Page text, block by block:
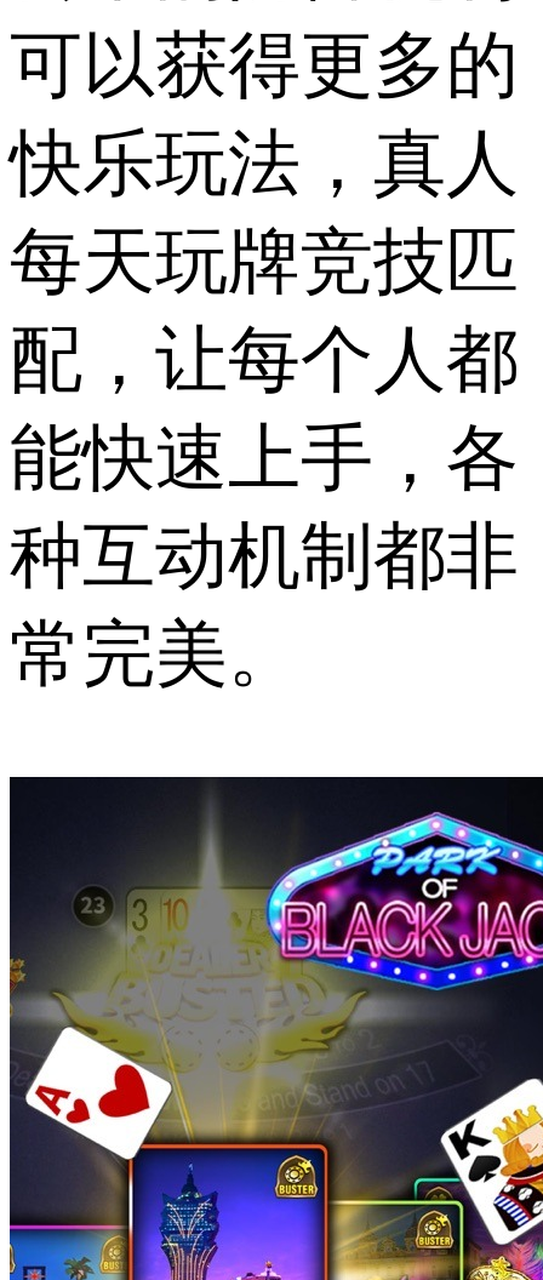
可以获得更多的
快乐玩法，真人
每天玩牌竞技匹
配，让每个人都
能快速上手，各
种互动机制都非
常完美。